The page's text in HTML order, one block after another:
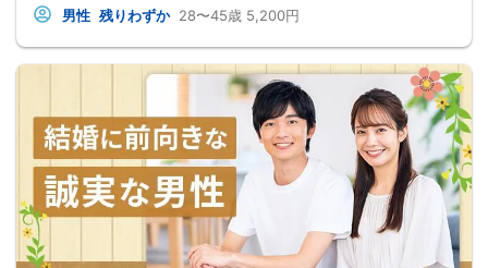
男性 残りわずか 28〜45歳 5,200円